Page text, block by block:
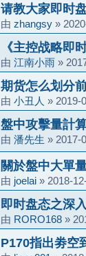
请教大家即时
由 zhangsy »
《主控战略即
由 江南小雨 »
期货怎么划分
由 小丑人 » 2019-
盤中攻擊量計
由 潘先生 » 2017-
關於盤中大單
由 joelai » 2018-
即时盘态之深
由 RORO168 »
P170指出劵空